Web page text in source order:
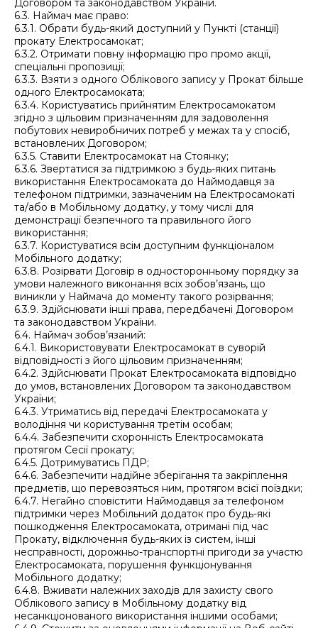
Договором та законодавством України.
6.3. Наймач має право:
6.3.1. Обрати будь-який доступний у Пункті (станції)
прокату Електросамокат;
6.3.2. Отримати повну інформацію про промо акції,
спеціальні пропозиції;
6.3.3. Взяти з одного Облікового запису у Прокат більше
одного Електросамоката;
6.3.4. Користуватись прийнятим Електросамокатом
згідно з цільовим призначенням для задоволення
побутових невиробничих потреб у межах та у спосіб,
встановлених Договором;
6.3.5. Ставити Електросамокат на Стоянку;
6.3.6. Звертатися за підтримкою з будь-яких питань
використання Електросамоката до Наймодавця за
телефоном підтримки, зазначеним на Електросамокаті
та/або в Мобільному додатку, у тому числі для
демонстрації безпечного та правильного його
використання;
6.3.7. Користуватися всім доступним функціоналом
Мобільного додатку;
6.3.8. Розірвати Договір в односторонньому порядку за
умови належного виконання всіх зобов’язань, що
виникли у Наймача до моменту такого розірвання;
6.3.9. Здійснювати інші права, передбачені Договором
та законодавством України.
6.4. Наймач зобов’язаний:
6.4.1. Використовувати Електросамокат в суворій
відповідності з його цільовим призначенням;
6.4.2. Здійснювати Прокат Електросамоката відповідно
до умов, встановлених Договором та законодавством
України;
6.4.3. Утриматись від передачі Електросамоката у
володіння чи користування третім особам;
6.4.4. Забезпечити схоронність Електросамоката
протягом Сесії прокату;
6.4.5. Дотримуватись ПДР;
6.4.6. Забезпечити надійне зберігання та закріплення
предметів, що перевозяться ним, протягом всієї поїздки;
6.4.7. Негайно сповістити Наймодавця за телефоном
підтримки через Мобільний додаток про будь-які
пошкодження Електросамоката, отримані під час
Прокату, відключення будь-яких із систем, інші
несправності, дорожньо-транспортні пригоди за участю
Електросамоката, порушення функціонування
Мобільного додатку;
6.4.8. Вживати належних заходів для захисту свого
Облікового запису в Мобільному додатку від
несанкціонованого використання іншими особами;